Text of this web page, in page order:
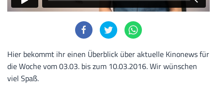
Hier bekommt ihr einen Überblick über aktuelle Kinonews für
die Woche vom 03.03. bis zum 10.03.2016. Wir wünschen
viel Spaß.